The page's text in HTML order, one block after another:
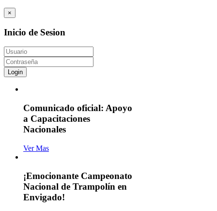
×
Inicio de Sesion
Login
Comunicado oficial: Apoyo
a Capacitaciones
Nacionales
Ver Mas
¡Emocionante Campeonato
Nacional de Trampolín en
Envigado!